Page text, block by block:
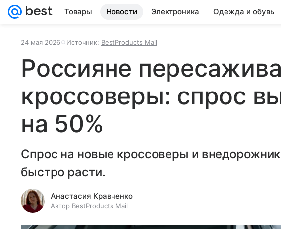
Товары Новости Электроника Одежда и обувь
24 мая 2026 Источник: BestProducts Mail
Россияне
кроссоверы: спрос
на 50%
Спрос на новые кроссоверы и
быстро расти.
Анастасия Кравченко
Автор BestProducts Mail